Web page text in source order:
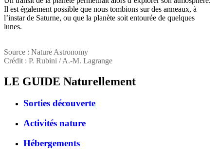
Il est également possible que nous tombions sur des anneaux, à
l’instar de Saturne, ou que la planète soit entourée de quelques
lunes.
Source : Nature Astronomy
Crédit : P. Rubini / A.-M. Lagrange
LE GUIDE Naturellement
Sorties découverte
Activités nature
Hébergements